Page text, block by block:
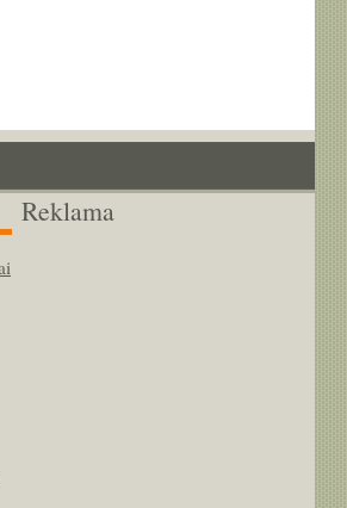
Reklama